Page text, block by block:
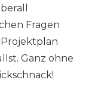
Fragen
Ganz ohne